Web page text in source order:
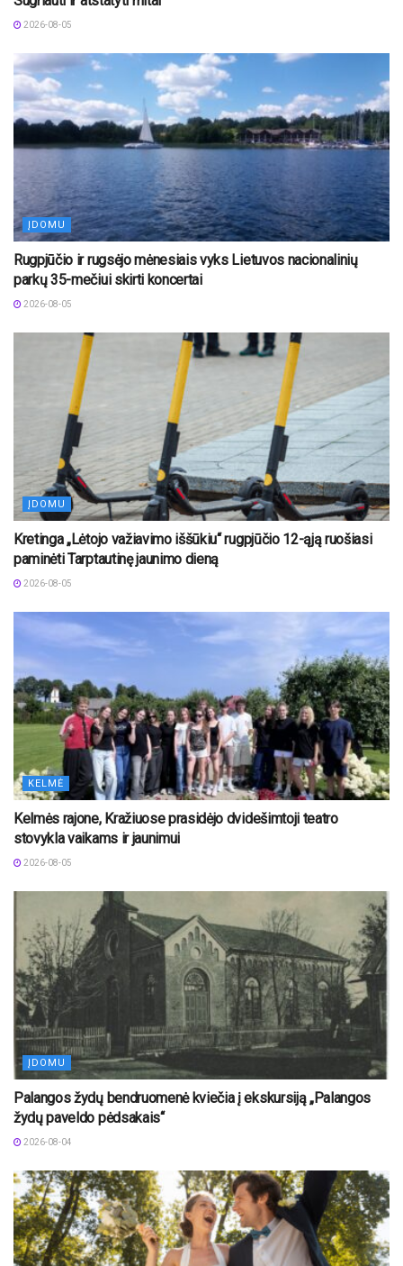
2026-08-05
ĮDOMU
Rugpjūčio ir rugsėjo mėnesiais vyks Lietuvos nacionalinių
parkų 35-mečiui skirti koncertai
2026-08-05
ĮDOMU
Kretinga „Lėtojo važiavimo iššūkiu“ rugpjūčio 12-ąją ruošiasi
paminėti Tarptautinę jaunimo dieną
2026-08-05
KELMĖ
Kelmės rajone, Kražiuose prasidėjo dvidešimtoji teatro
stovykla vaikams ir jaunimui
2026-08-05
ĮDOMU
Palangos žydų bendruomenė kviečia į ekskursiją „Palangos
žydų paveldo pėdsakais“
2026-08-04